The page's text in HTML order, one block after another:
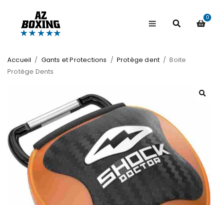
0
Accueil / Gants et Protections / Protège dent / Boite
Protège Dents